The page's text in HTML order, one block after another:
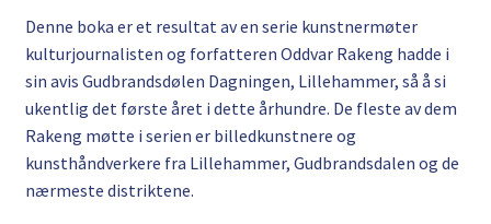
Denne boka er et resultat av en serie kunstnermøter
kulturjournalisten og forfatteren Oddvar Rakeng hadde i
sin avis Gudbrandsdølen Dagningen, Lillehammer, så å si
ukentlig det første året i dette århundre. De fleste av dem
Rakeng møtte i serien er billedkunstnere og
kunsthåndverkere fra Lillehammer, Gudbrandsdalen og de
nærmeste distriktene.